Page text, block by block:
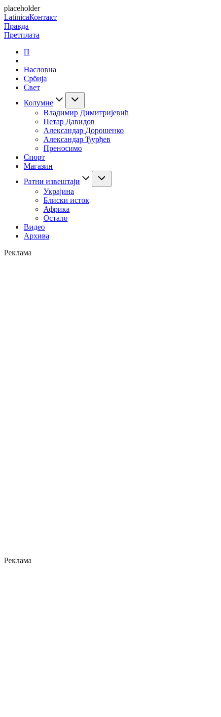
placeholder
LatinicaКонтакт
Правда
Претплата
П
Насловна
Србија
Свет
Колумне
Владимир Димитријевић
Петар Давидов
Александар Дорошенко
Александар Ђурђев
Преносимо
Спорт
Магазин
Ратни извештаји
Украјина
Блиски исток
Африка
Остало
Видео
Архива
Реклама
Реклама